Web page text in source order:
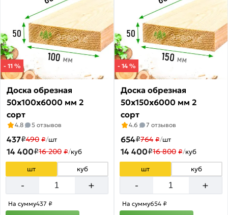
- 11 %
Доска обрезная
50х100х6000 мм 2
сорт
4.8 5 отзывов
437₽490 ₽/шт
14 400₽16 200 ₽/куб
шт куб
- +
На сумму437 ₽
- 14 %
Доска обрезная
50х150х6000 мм 2
сорт
4.6 7 отзывов
654₽764 ₽/шт
14 400₽16 800 ₽/куб
шт куб
- +
На сумму654 ₽